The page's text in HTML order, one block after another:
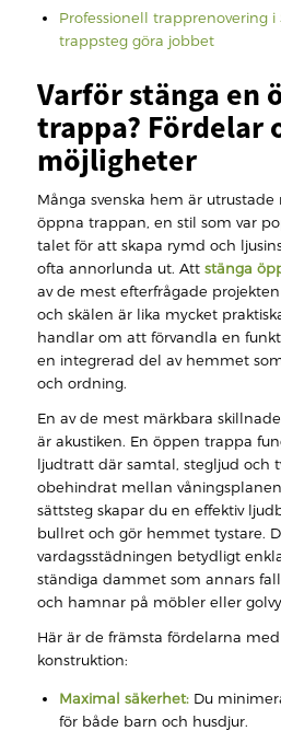
Professionell trapprenovering i
trappsteg göra jobbet
Varför stänga en
trappa? Fördelar
möjligheter
Många svenska hem är utrustade
öppna trappan, en stil som var
talet för att skapa rymd och
ofta annorlunda ut. Att stänga
av de mest efterfrågade
och skälen är lika mycket
handlar om att förvandla en
en integrerad del av hemmet
och ordning.
En av de mest märkbara
är akustiken. En öppen trappa
ljudtratt där samtal, stegljud och
obehindrat mellan
sättsteg skapar du en effektiv
bullret och gör hemmet tystare.
vardagsstädningen betydligt
ständiga dammet som annars
och hamnar på möbler eller
Här är de främsta fördelarna
konstruktion:
Maximal säkerhet:Du
för både barn och husdjur.